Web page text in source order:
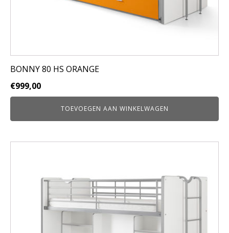
BONNY 80 HS ORANGE
€999,00
TOEVOEGEN AAN WINKELWAGEN